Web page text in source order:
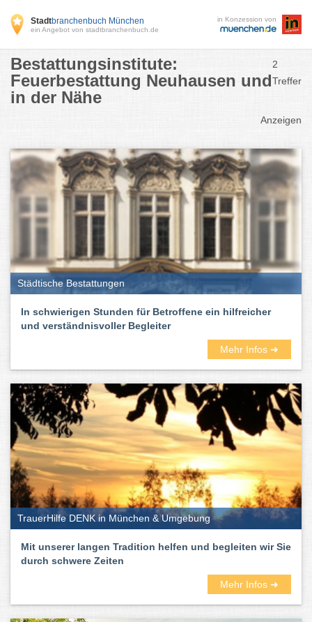
Stadtbranchenbuch München
ein Angebot von stadtbranchenbuch.de
in Konzession von
Bestattungsinstitute:
Feuerbestattung Neuhausen und
in der Nähe
2
Treffer
Anzeigen
Städtische Bestattungen
In schwierigen Stunden für Betroffene ein hilfreicher
und verständnisvoller Begleiter
Mehr Infos ➜
TrauerHilfe DENK in München & Umgebung
Mit unserer langen Tradition helfen und begleiten wir Sie
durch schwere Zeiten
Mehr Infos ➜